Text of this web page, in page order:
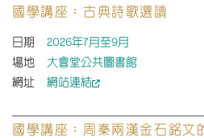
國學講座：周秦兩漢金石銘文
國學講座：古典詩歌選讀
日期
2026年7月至9月
場地
大會堂公共圖書館
網址
網站連結